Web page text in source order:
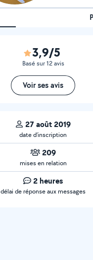
3,9/5
Basé sur 12 avis
Voir ses avis
27 août 2019
date d’inscription
209
mises en relation
2 heures
délai de réponse aux messages